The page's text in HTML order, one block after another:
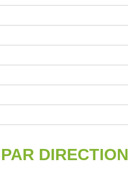
DIRECTION